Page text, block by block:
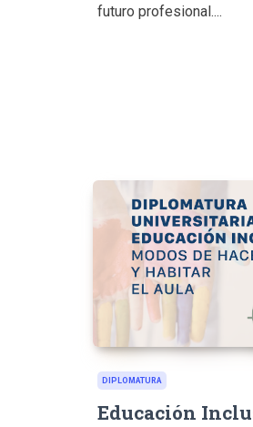
futuro profesional....
DIPLOMATURA
Educación